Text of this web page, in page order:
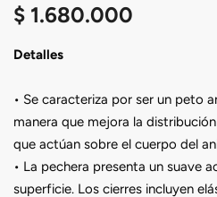
$ 1.680.000
Detalles
• Se caracteriza por ser un peto
manera que mejora la
que actúan sobre el cuerpo del
• La pechera presenta un suave
superficie. Los cierres incluyen